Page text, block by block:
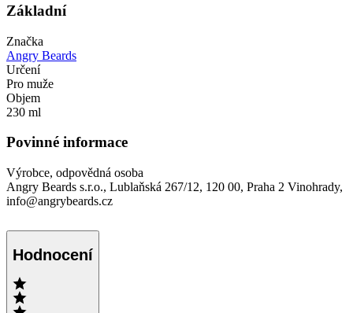
Základní
Značka
Angry Beards
Určení
Pro muže
Objem
230 ml
Povinné informace
Výrobce, odpovědná osoba
Angry Beards s.r.o., Lublaňská 267/12, 120 00, Praha 2 Vinohrady,
info@angrybeards.cz
Hodnocení